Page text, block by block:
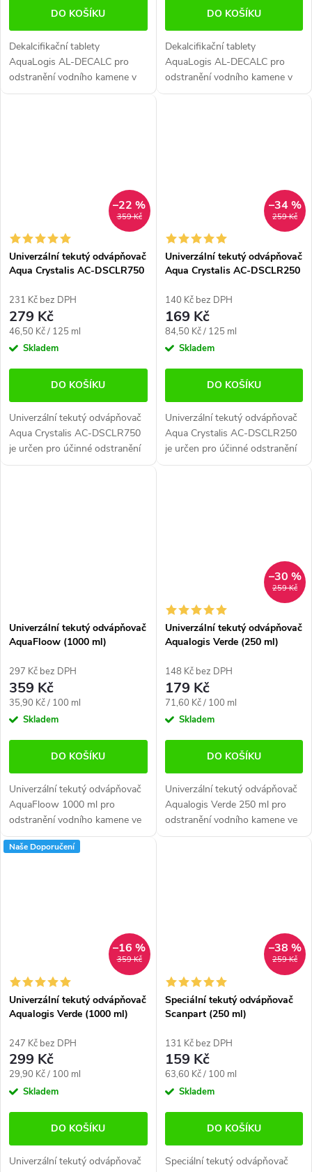
DO KOŠÍKU
Dekalcifikační tablety
AquaLogis AL-DECALC pro
odstranění vodního kamene v
kávovaru. V balení je 30 tablet
DO KOŠÍKU
Dekalcifikační tablety
AquaLogis AL-DECALC pro
odstranění vodního kamene v
kávovaru. V balení je 50 tablet
359 Kč
–22 %
Univerzální tekutý odvápňovač
Aqua Crystalis AC-DSCLR750
231 Kč bez DPH
279 Kč
Měrná
cena:
46,50 Kč / 125 ml
Skladem
DO KOŠÍKU
Univerzální tekutý odvápňovač
Aqua Crystalis AC-DSCLR750
je určen pro účinné odstranění
vodního kamene z kávovarů a
259 Kč
–34 %
Univerzální tekutý odvápňovač
Aqua Crystalis AC-DSCLR250
140 Kč bez DPH
169 Kč
Měrná
cena:
84,50 Kč / 125 ml
Skladem
DO KOŠÍKU
Univerzální tekutý odvápňovač
Aqua Crystalis AC-DSCLR250
je určen pro účinné odstranění
vodního kamene z kávovarů a
Univerzální tekutý odvápňovač
AquaFloow (1000 ml)
297 Kč bez DPH
359 Kč
Měrná
cena:
35,90 Kč / 100 ml
Skladem
DO KOŠÍKU
Univerzální tekutý odvápňovač
AquaFloow 1000 ml pro
odstranění vodního kamene ve
vašich spotřebičích. Obsah
1000 ml účinné až na 10
259 Kč
–30 %
Univerzální tekutý odvápňovač
Aqualogis Verde (250 ml)
148 Kč bez DPH
179 Kč
Měrná
cena:
71,60 Kč / 100 ml
Skladem
DO KOŠÍKU
Univerzální tekutý odvápňovač
Aqualogis Verde 250 ml pro
odstranění vodního kamene ve
vašich spotřebičích. Obsah 250
Naše Doporučení
359 Kč
–16 %
Univerzální tekutý odvápňovač
Aqualogis Verde (1000 ml)
247 Kč bez DPH
299 Kč
Měrná
cena:
29,90 Kč / 100 ml
Skladem
DO KOŠÍKU
Univerzální tekutý odvápňovač
259 Kč
–38 %
Speciální tekutý odvápňovač
Scanpart (250 ml)
131 Kč bez DPH
159 Kč
Měrná
cena:
63,60 Kč / 100 ml
Skladem
DO KOŠÍKU
Speciální tekutý odvápňovač